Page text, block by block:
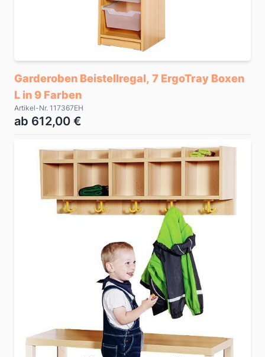
Garderoben Beistellregal, 7 ErgoTray Boxen
L in 9 Farben
Artikel-Nr. 117367EH
ab 612,00 €